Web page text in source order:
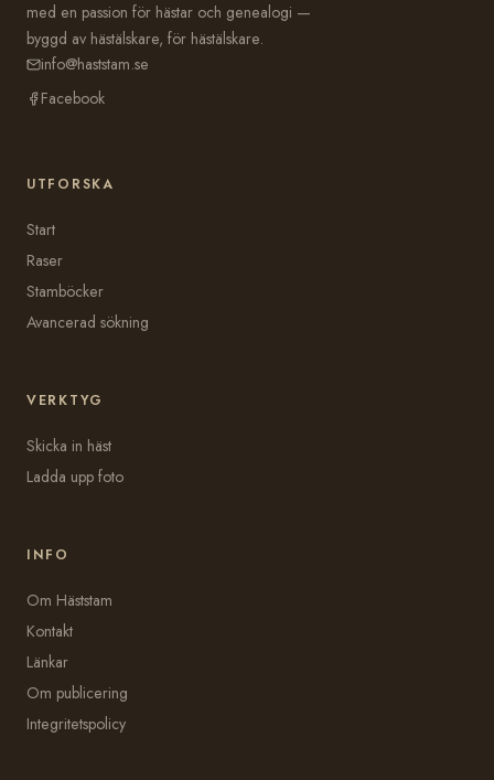
med en passion för hästar och genealogi —
byggd av hästälskare, för hästälskare.
info@haststam.se
Facebook
UTFORSKA
Start
Raser
Stamböcker
Avancerad sökning
VERKTYG
Skicka in häst
Ladda upp foto
INFO
Om Häststam
Kontakt
Länkar
Om publicering
Integritetspolicy